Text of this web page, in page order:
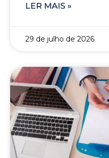
LER MAIS »
29 de julho de 2026